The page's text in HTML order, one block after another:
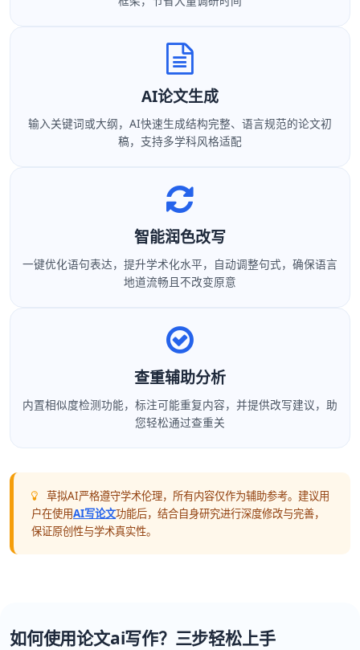
AI论文生成
输入关键词或大纲，AI快速生成结构完整、语言规范的论文初
稿，支持多学科风格适配
智能润色改写
一键优化语句表达，提升学术化水平，自动调整句式，确保语言
地道流畅且不改变原意
查重辅助分析
内置相似度检测功能，标注可能重复内容，并提供改写建议，助
您轻松通过查重关
草拟AI严格遵守学术伦理，所有内容仅作为辅助参考。建议用
户在使用AI写论文功能后，结合自身研究进行深度修改与完善，
保证原创性与学术真实性。
如何使用论文ai写作？三步轻松上手